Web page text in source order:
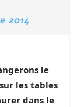
2014
le
les tables
dans le